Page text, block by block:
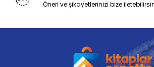
Öneri ve şikayetlerinizi bize